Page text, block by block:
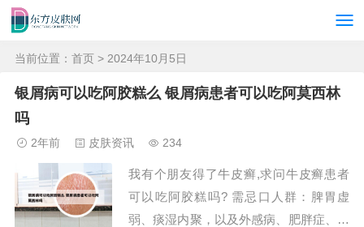
当前位置： 首页 > 2024年10月5日
银屑病可以吃阿胶糕么 银屑病患者可以吃阿莫西林
吗
2年前 皮肤资讯 234
我有个朋友得了牛皮癣,求问牛皮癣患者
可以吃阿胶糕吗? 需忌口人群：脾胃虚
弱、痰湿内聚，以及外感病、肥胖症、糖